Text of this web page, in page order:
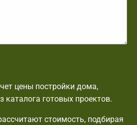
цены постройки дома,
каталога готовых проектов.
стоимость, подбирая